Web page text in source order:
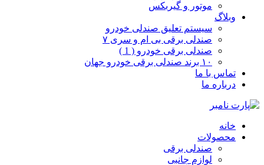
موتور و گیربکس
وبلاگ
سیستم تعلیق صندلی خودرو
صندلی برقی بی ام و سری ۷
صندلی برقی خودرو ( 1 )
۱۰ برند صندلی برقی خودرو جهان
تماس با ما
درباره ما
خانه
محصولات
صندلی برقی
لوازم جانبی